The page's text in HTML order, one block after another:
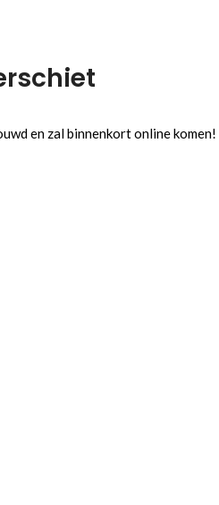
en zal binnenkort online komen!